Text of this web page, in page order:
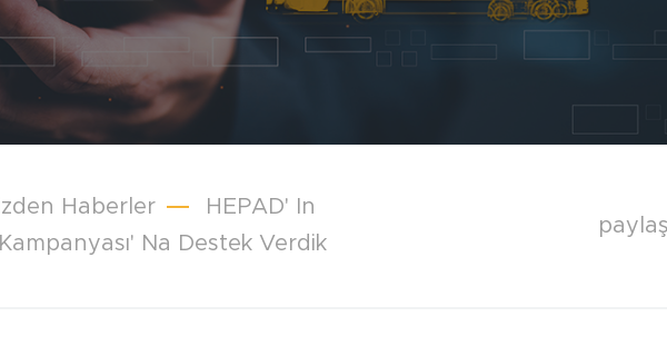
Haberler
HEPAD' In
Na Destek Verdik